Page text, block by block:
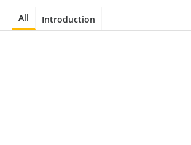
All Introduction